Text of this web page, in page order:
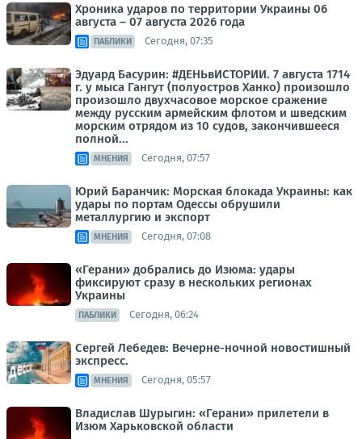
Хроника ударов по территории Украины 06
августа – 07 августа 2026 года
ПАБЛИКИ Сегодня, 07:35
Эдуард Басурин: #ДЕНЬвИСТОРИИ. 7 августа 1714
г. у мыса Гангут (полуостров Ханко) произошло
произошло двухчасовое морское сражение
между русским армейским флотом и шведским
морским отрядом из 10 судов, закончившееся
полной...
МНЕНИЯ Сегодня, 07:57
Юрий Баранчик: Морская блокада Украины: как
удары по портам Одессы обрушили
металлургию и экспорт
МНЕНИЯ Сегодня, 07:08
«Герани» добрались до Изюма: удары
фиксируют сразу в нескольких регионах
Украины
ПАБЛИКИ Сегодня, 06:24
Сергей Лебедев: Вечерне-ночной новостишный
экспресс.
МНЕНИЯ Сегодня, 05:57
Владислав Шурыгин: «Герани» прилетели в
Изюм Харьковской области